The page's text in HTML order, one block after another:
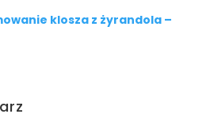
klosza z żyrandola –